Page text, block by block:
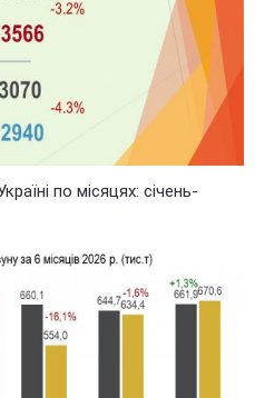
по місяцях: січень-